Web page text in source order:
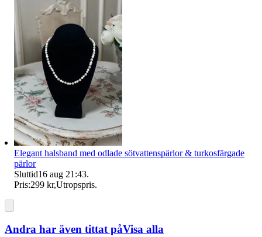
Elegant halsband med odlade sötvattenspärlor & turkosfärgade
pärlor
Sluttid16 aug 21:43.
Pris:299 kr,Utropspris.
Andra har även tittat påVisa alla